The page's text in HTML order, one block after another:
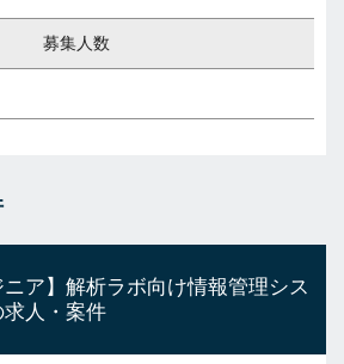
募集人数
ニア】解析ラボ向け情報管理シス
人・案件